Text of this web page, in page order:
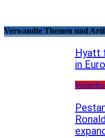
Verwandte Themen und
Hyatt
in